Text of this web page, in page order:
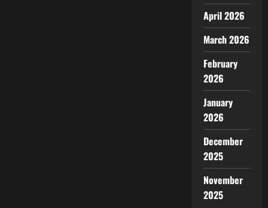
April 2026
March 2026
February
2026
January
2026
December
2025
November
2025